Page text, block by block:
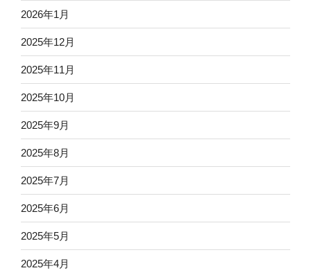
2026年1月
2025年12月
2025年11月
2025年10月
2025年9月
2025年8月
2025年7月
2025年6月
2025年5月
2025年4月